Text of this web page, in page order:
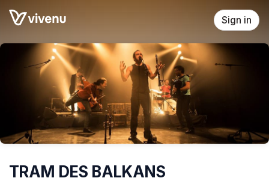
Skip header
Sign in
TRAM DES BALKANS